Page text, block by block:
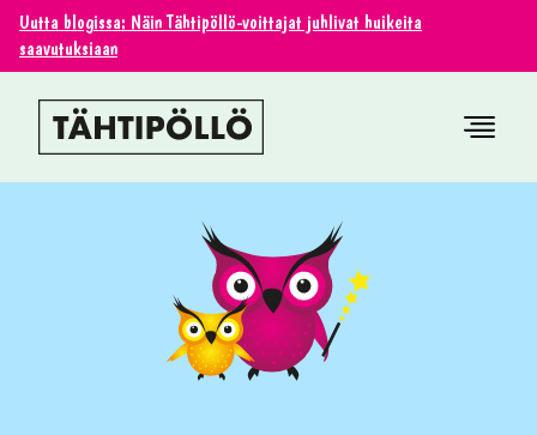
Uutta blogissa: Näin Tähtipöllö-voittajat juhlivat huikeita
saavutuksiaan